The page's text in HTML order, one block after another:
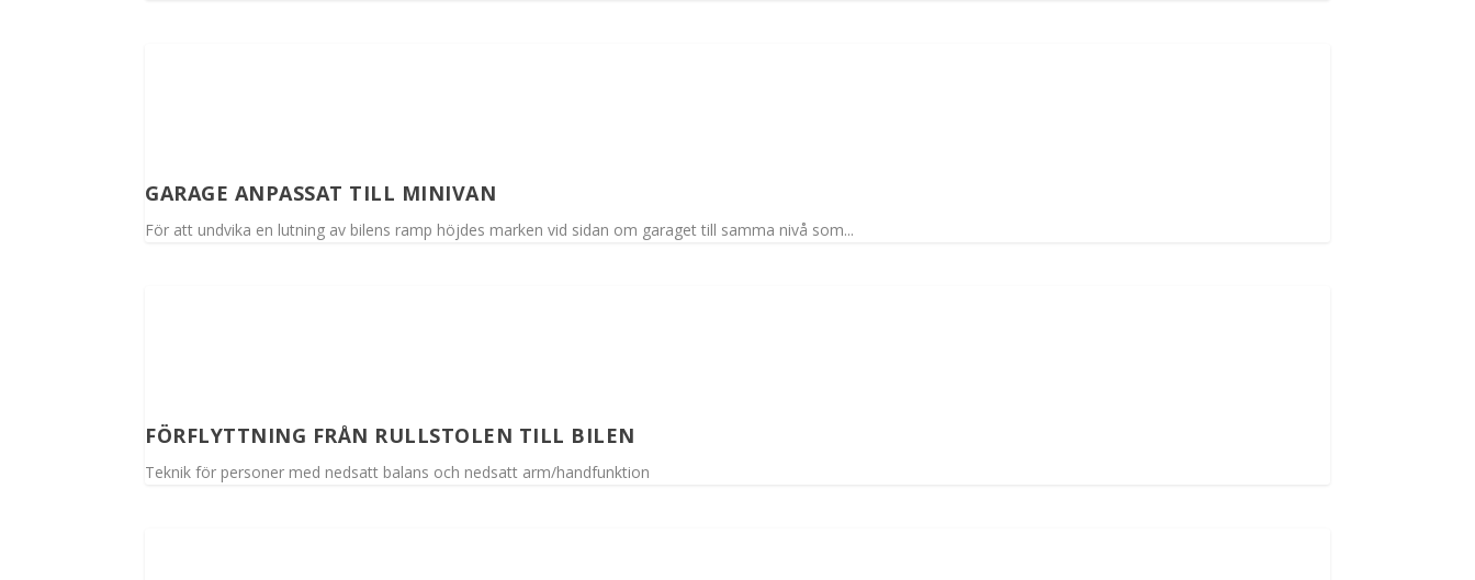
GARAGE ANPASSAT TILL MINIVAN
För att undvika en lutning av bilens ramp höjdes marken vid sidan om garaget till samma nivå som...
FÖRFLYTTNING FRÅN RULLSTOLEN TILL BILEN
Teknik för personer med nedsatt balans och nedsatt arm/handfunktion